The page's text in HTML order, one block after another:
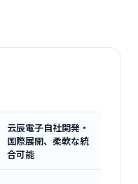
云辰電子自社開発・
国際展開、柔軟な統
合可能